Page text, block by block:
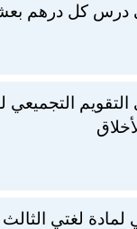
درس كل درهم
التقويم التجميعي
لغتي الثالث